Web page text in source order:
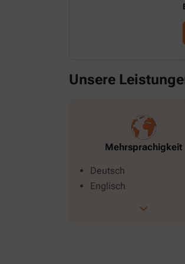
Unsere
Mehrsprachigkeit
Deutsch
Englisch